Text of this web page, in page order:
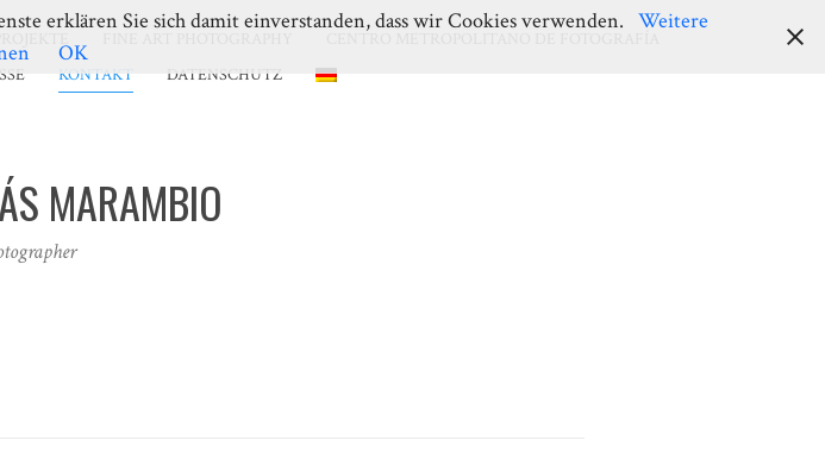
KONTAKT DATENSCHUTZ
MARAMBIO
erklären Sie sich damit einverstanden, dass wir Cookies verwenden. Weitere
OK